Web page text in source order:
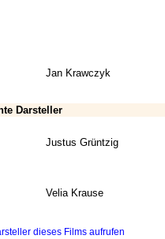
Jan Krawczyk
Darsteller
Justus Grüntzig
Velia Krause
dieses Films aufrufen